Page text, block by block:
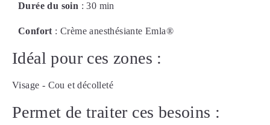
Durée du soin : 30 min
Confort : Crème anesthésiante Emla®
Idéal pour ces zones :
Visage - Cou et décolleté
Permet de traiter ces besoins :